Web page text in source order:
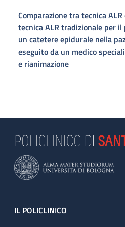
Comparazione tra tecnica
tecnica ALR tradizionale per
un catetere epidurale nella
eseguito da un medico
e rianimazione
Footer
IL POLICLINICO